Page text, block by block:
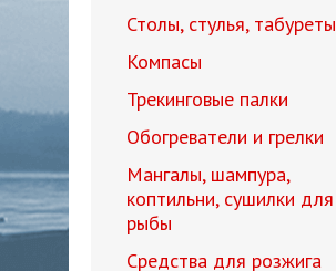
Столы, стулья, табуреты
Компасы
Трекинговые палки
Обогреватели и грелки
Мангалы, шампура,
коптильни, сушилки для
рыбы
Средства для розжига